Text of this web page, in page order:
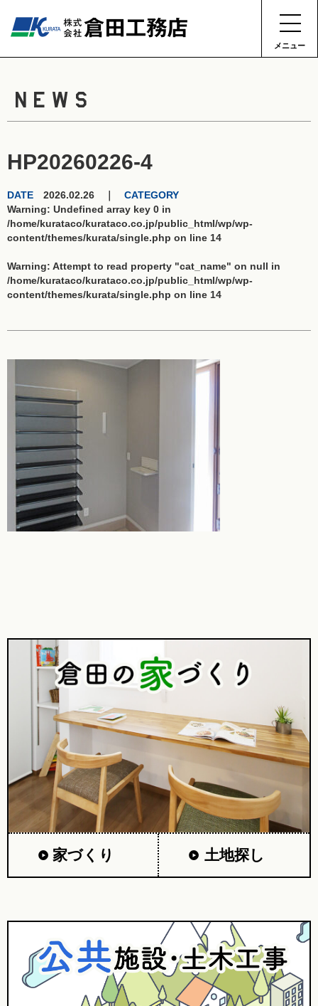
メニュー
NEWS
HP20260226-4
DATE 2026.02.26 ｜ CATEGORY
Warning: Undefined array key 0 in
/home/kurataco/kurataco.co.jp/public_html/wp/wp-
content/themes/kurata/single.php on line 14
Warning: Attempt to read property "cat_name" on null in
/home/kurataco/kurataco.co.jp/public_html/wp/wp-
content/themes/kurata/single.php on line 14
家づくり 土地探し